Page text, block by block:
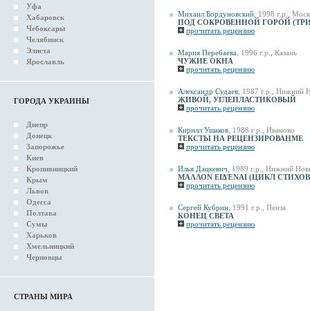
Уфа
Хабаровск
Чебоксары
Челябинск
Элиста
Ярославль
ГОРОДА УКРАИНЫ
Днепр
Донецк
Запорожье
Киев
Кропивницкий
Крым
Львов
Одесса
Полтава
Сумы
Харьков
Хмельницкий
Черновцы
СТРАНЫ МИРА
Михаил Бордуновский , 1998 г.р.,
ПОД СОКРОВЕННОЙ ГОРОЙ
прочитать рецензию
Мария Перебаева , 1996 г.р., Казань
ЧУЖИЕ ОКНА
прочитать рецензию
Александр Судаев , 1987 г.р., Нижний
ЖИВОЙ, УГЛЕПЛАСТИКОВЫЙ
прочитать рецензию
Кирилл Ушаков , 1988 г.р., Иваново
ТЕКСТЫ НА РЕЦЕНЗИРОВАНМЕ
прочитать рецензию
Илья Дацкевич , 1989 г.р., Нижний
ΜΑΛΛΟΝ ΕΙΔΈΝΑΙ (ЦИКЛ
прочитать рецензию
Сергей Кубрин , 1991 г.р., Пенза
КОНЕЦ СВЕТА
прочитать рецензию